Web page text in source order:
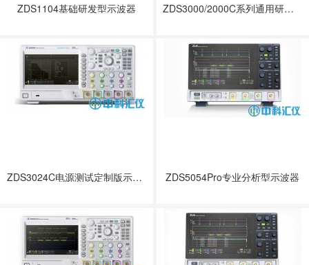
ZDS1104基础研发型示波器 ZDS3000/2000C系列通用研发型示波器
ZDS3024C电源测试定制版示波器 ZDS5054Pro专业分析型示波器